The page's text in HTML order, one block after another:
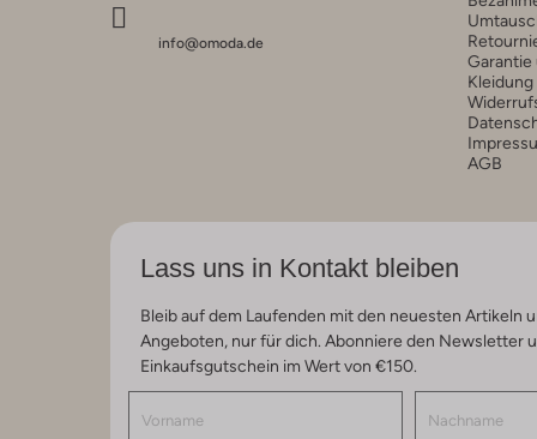
info@omoda.de
Garantie
AGB
Lass uns in Kontakt bleiben
Bleib auf dem Laufenden mit den neuesten Artikeln
Angeboten, nur für dich. Abonniere den Newsletter
Einkaufsgutschein im Wert von €150.